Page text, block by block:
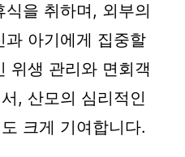
을 취하며, 외부의
과 아기에게 집중할
위생 관리와 면회객
, 산모의 심리적인
크게 기여합니다.